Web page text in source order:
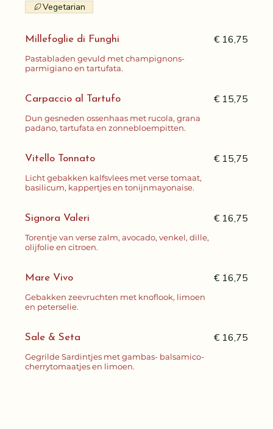
Vegetarian
Millefoglie di Funghi
Pastabladen gevuld met champignons-
parmigiano en tartufata.
€ 16,75
Carpaccio al Tartufo
Dun gesneden ossenhaas met rucola, grana
padano, tartufata en zonnebloempitten.
€ 15,75
Vitello Tonnato
Licht gebakken kalfsvlees met verse tomaat,
basilicum, kappertjes en tonijnmayonaise.
€ 15,75
Signora Valeri
Torentje van verse zalm, avocado, venkel, dille,
olijfolie en citroen.
€ 16,75
Mare Vivo
Gebakken zeevruchten met knoflook, limoen
en peterselie.
€ 16,75
Sale & Seta
Gegrilde Sardintjes met gambas- balsamico-
cherrytomaatjes en limoen.
€ 16,75